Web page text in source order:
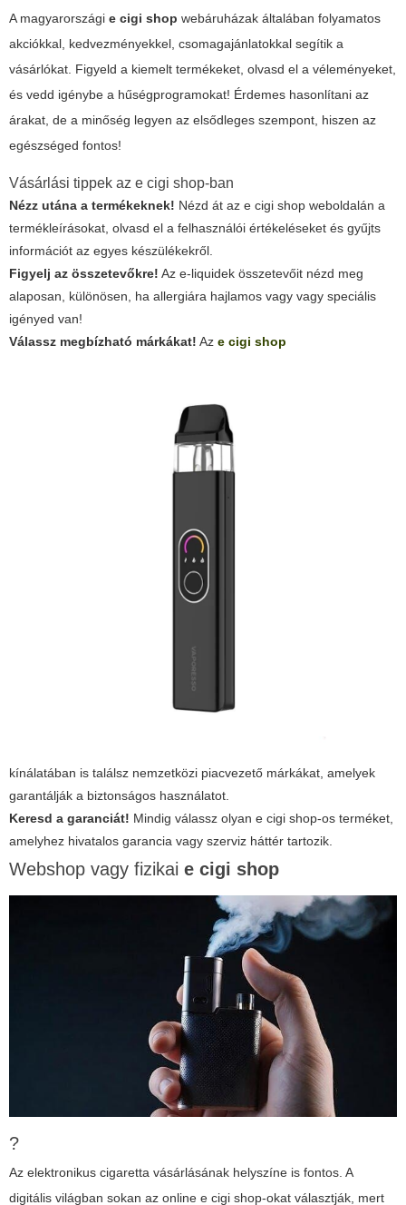
A magyarországi e cigi shop webáruházak általában folyamatos
akciókkal, kedvezményekkel, csomagajánlatokkal segítik a
vásárlókat. Figyeld a kiemelt termékeket, olvasd el a véleményeket,
és vedd igénybe a hűségprogramokat! Érdemes hasonlítani az
árakat, de a minőség legyen az elsődleges szempont, hiszen az
egészséged fontos!
Vásárlási tippek az e cigi shop-ban
Nézz utána a termékeknek! Nézd át az e cigi shop weboldalán a
termékleírásokat, olvasd el a felhasználói értékeléseket és gyűjts
információt az egyes készülékekről.
Figyelj az összetevőkre! Az e-liquidek összetevőit nézd meg
alaposan, különösen, ha allergiára hajlamos vagy vagy speciális
igényed van!
Válassz megbízható márkákat! Az e cigi shop
kínálatában is találsz nemzetközi piacvezető márkákat, amelyek
garantálják a biztonságos használatot.
Keresd a garanciát! Mindig válassz olyan e cigi shop-os terméket,
amelyhez hivatalos garancia vagy szerviz háttér tartozik.
Webshop vagy fizikai e cigi shop
?
Az elektronikus cigaretta vásárlásának helyszíne is fontos. A
digitális világban sokan az online e cigi shop-okat választják, mert